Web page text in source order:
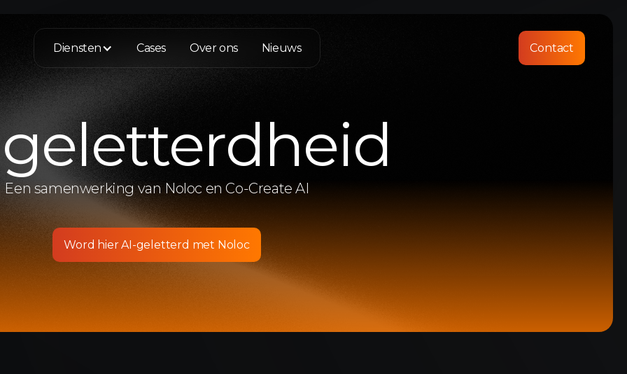
Diensten Cases Over ons Nieuws Contact
Een samenwerking van Noloc en Co-Create AI
Word hier AI-geletterd met Noloc